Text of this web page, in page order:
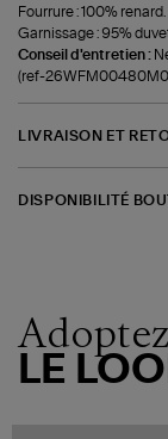
Fourrure : 100% renard.
Garnissage : 95%
Conseil d'entretien :
(ref-
LIVRAISON ET
DISPONIBILITÉ
LE